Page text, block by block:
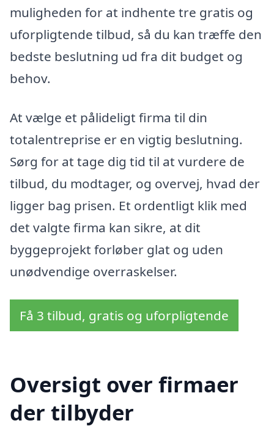
muligheden for at indhente tre gratis og
uforpligtende tilbud, så du kan træffe den
bedste beslutning ud fra dit budget og
behov.
At vælge et pålideligt firma til din
totalentreprise er en vigtig beslutning.
Sørg for at tage dig tid til at vurdere de
tilbud, du modtager, og overvej, hvad der
ligger bag prisen. Et ordentligt klik med
det valgte firma kan sikre, at dit
byggeprojekt forløber glat og uden
unødvendige overraskelser.
Få 3 tilbud, gratis og uforpligtende
Oversigt over firmaer
der tilbyder